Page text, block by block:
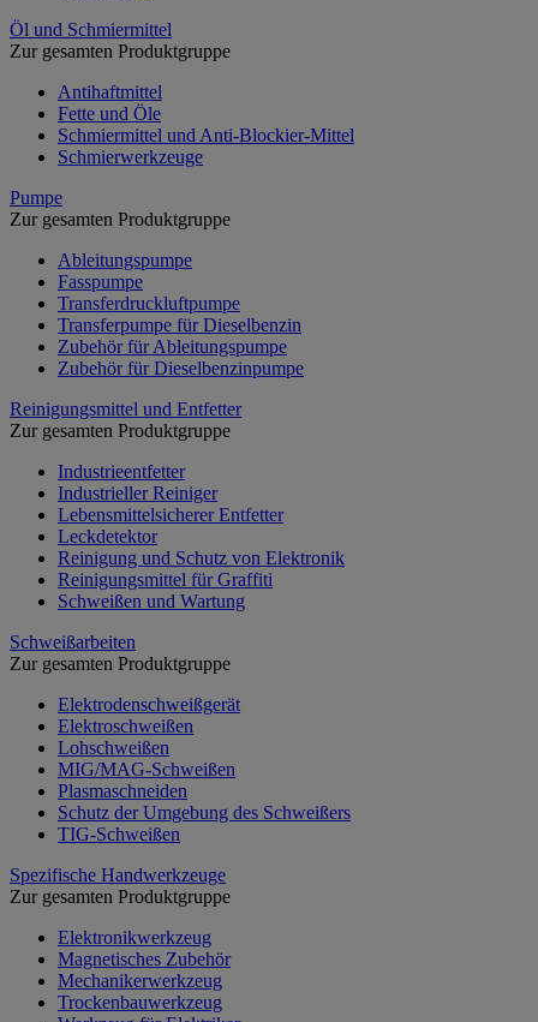
Öl und Schmiermittel
Zur gesamten Produktgruppe
Antihaftmittel
Fette und Öle
Schmiermittel und Anti-Blockier-Mittel
Schmierwerkzeuge
Pumpe
Zur gesamten Produktgruppe
Ableitungspumpe
Fasspumpe
Transferdruckluftpumpe
Transferpumpe für Dieselbenzin
Zubehör für Ableitungspumpe
Zubehör für Dieselbenzinpumpe
Reinigungsmittel und Entfetter
Zur gesamten Produktgruppe
Industrieentfetter
Industrieller Reiniger
Lebensmittelsicherer Entfetter
Leckdetektor
Reinigung und Schutz von Elektronik
Reinigungsmittel für Graffiti
Schweißen und Wartung
Schweißarbeiten
Zur gesamten Produktgruppe
Elektrodenschweißgerät
Elektroschweißen
Lohschweißen
MIG/MAG-Schweißen
Plasmaschneiden
Schutz der Umgebung des Schweißers
TIG-Schweißen
Spezifische Handwerkzeuge
Zur gesamten Produktgruppe
Elektronikwerkzeug
Magnetisches Zubehör
Mechanikerwerkzeug
Trockenbauwerkzeug